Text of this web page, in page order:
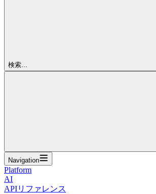
検索...
Navigation
Platform
AI
APIリファレンス